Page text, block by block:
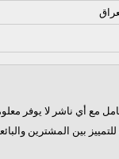
مع أي ناشر لا يوفر
بين المشترين